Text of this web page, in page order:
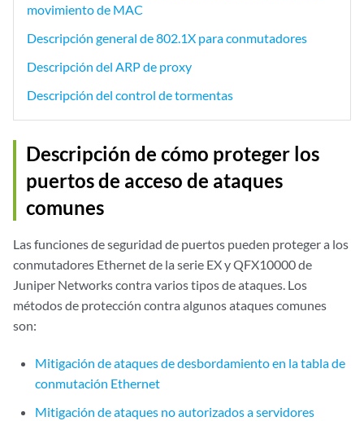
movimiento de MAC
Descripción general de 802.1X para conmutadores
Descripción del ARP de proxy
Descripción del control de tormentas
Descripción de cómo proteger los
puertos de acceso de ataques
comunes
Las funciones de seguridad de puertos pueden proteger a los
conmutadores Ethernet de la serie EX y QFX10000 de
Juniper Networks contra varios tipos de ataques. Los
métodos de protección contra algunos ataques comunes
son:
Mitigación de ataques de desbordamiento en la tabla de
conmutación Ethernet
Mitigación de ataques no autorizados a servidores